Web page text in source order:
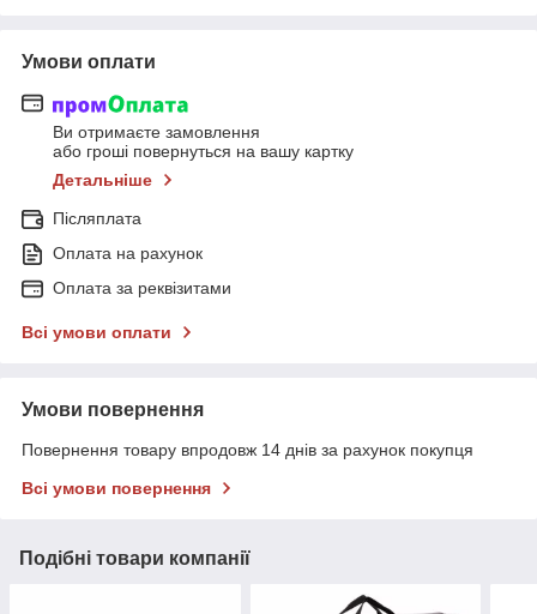
Умови оплати
Ви отримаєте замовлення
або гроші повернуться на вашу картку
Детальніше
Післяплата
Оплата на рахунок
Оплата за реквізитами
Всі умови оплати
Умови повернення
Повернення товару впродовж 14 днів за рахунок покупця
Всі умови повернення
Подібні товари компанії